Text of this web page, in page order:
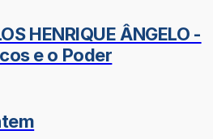
HENRIQUE ÂNGELO -
e o Poder